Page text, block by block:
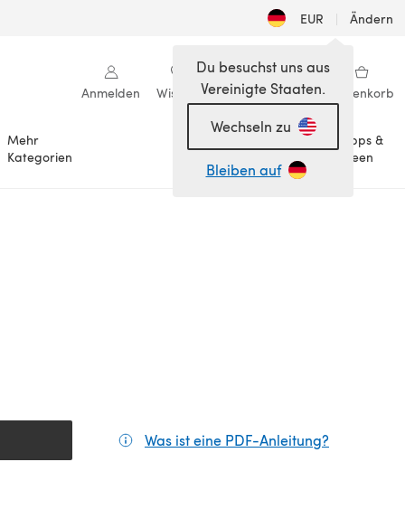
EUR | Ändern
Anmelden Wishlist Meine Bibliothek Warenkorb
Mehr
Kategorien
Anlässe
Tipps &
Ideen
Du besuchst uns aus
Vereinigte Staaten.
Wechseln zu
Bleiben auf
Was ist eine PDF-Anleitung?